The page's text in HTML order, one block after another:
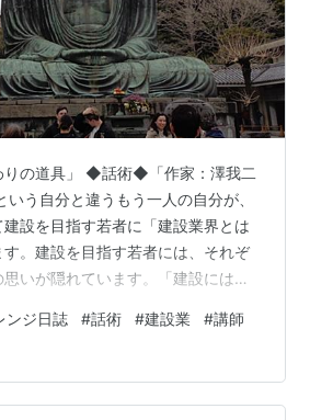
りの道具」 ◆話術◆「作家：澤我二
いう自分と違うもう一人の自分が、
設を目指す若者に「建設業界とは
。建設を目指す若者には、それぞ
いが隠れています。「建設には夢
界は、事故で亡くなる人、大けが
業種だからルールや手順、そして
かりと守ることが大切だ」その為
いのか、知識を付けて自分のため
ンジ日誌 #話術 #建設業 #講師